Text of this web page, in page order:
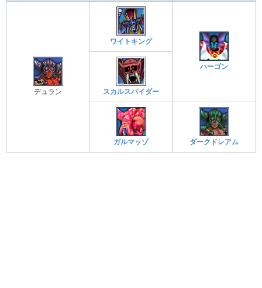
デュラン
ワイトキング
ハーゴン
スカルスパイダー
ガルマッゾ ダークドレアム